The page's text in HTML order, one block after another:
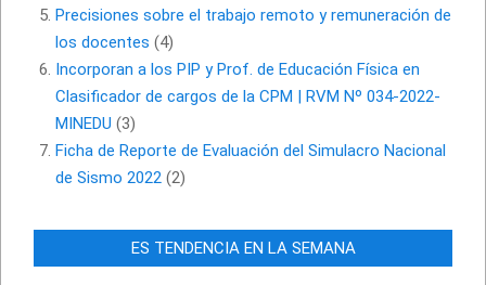
Precisiones sobre el trabajo remoto y remuneración de
los docentes (4)
Incorporan a los PIP y Prof. de Educación Física en
Clasificador de cargos de la CPM | RVM Nº 034-2022-
MINEDU (3)
Ficha de Reporte de Evaluación del Simulacro Nacional
de Sismo 2022 (2)
ES TENDENCIA EN LA SEMANA